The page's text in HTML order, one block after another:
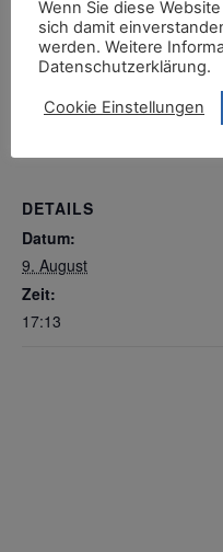
9. August, 17:13
Zum
DETAILS
Datum:
9. August
Zeit:
17:13
Wenn Sie diese
sich damit
werden. Weitere
Datenschutzerklärung.
Cookie Einstellungen